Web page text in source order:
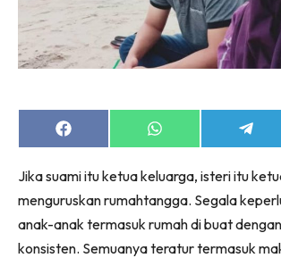
Share
on
Share
on
Share
on
Jika suami itu ketua keluarga, isteri itu
menguruskan rumahtangga. Segala
anak-anak termasuk rumah di buat
konsisten. Semuanya teratur termasuk